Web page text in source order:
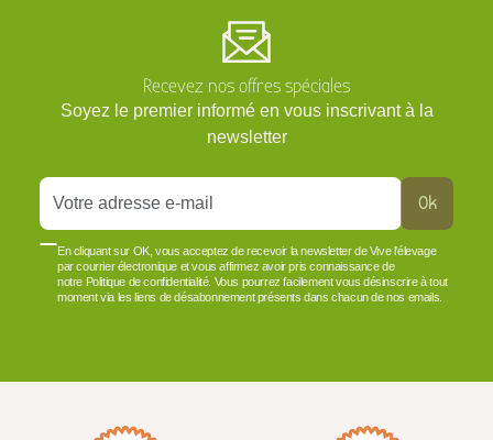
Recevez nos offres spéciales
Soyez le premier informé en vous inscrivant à la
newsletter
Ok
En cliquant sur OK, vous acceptez de recevoir la newsletter de Vive l'élevage
par courrier électronique et vous affirmez avoir pris connaissance de
notre Politique de confidentialité. Vous pourrez facilement vous désinscrire à tout
moment via les liens de désabonnement présents dans chacun de nos emails.